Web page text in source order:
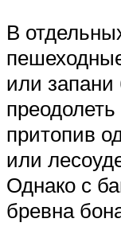
В
или запани
преодолеть
притопив
или
Однако с
бревна